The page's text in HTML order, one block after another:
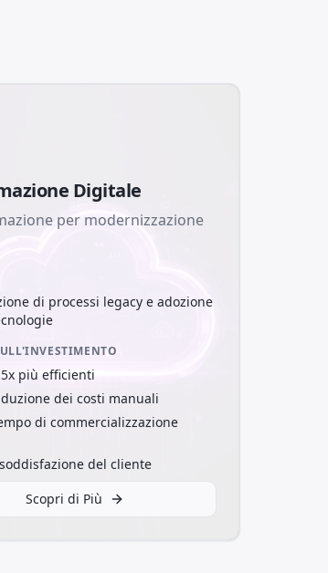
Digitale
per modernizzazione
di processi legacy e adozione
5x più efficienti
dei costi manuali
di commercializzazione
del cliente
Scopri di Più